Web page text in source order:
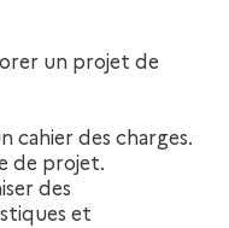
cahier des charges.
de projet.
des
et